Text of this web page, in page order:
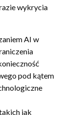
wykrycia
AI w
pod kątem
jak